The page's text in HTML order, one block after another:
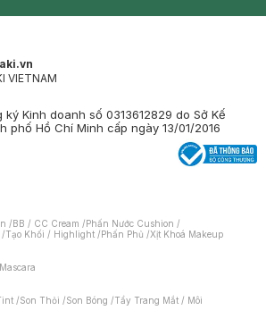
VIETNAM
Kinh doanh số 0313612829 do Sở Kế
phố Hồ Chí Minh cấp ngày 13/01/2016
/BB / CC Cream /Phấn Nước Cushion /
/Tạo Khối / Highlight /Phấn Phủ /Xịt Khoá Makeup
Mascara
/Son Thỏi /Son Bóng /Tẩy Trang Mắt / Môi